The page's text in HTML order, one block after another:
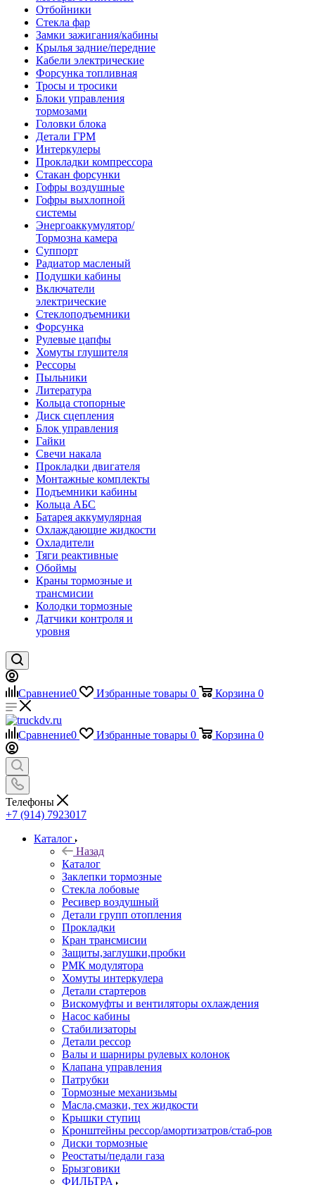
Отбойники
Стекла фар
Замки зажигания/кабины
Крылья задние/передние
Кабели электрические
Форсунка топливная
Тросы и тросики
Блоки управления
тормозами
Головки блока
Детали ГРМ
Интеркулеры
Прокладки компрессора
Стакан форсунки
Гофры воздушные
Гофры выхлопной
системы
Энергоаккумулятор/
Тормозна камера
Суппорт
Радиатор масленый
Подушки кабины
Включатели
электрические
Стеклоподъемники
Форсунка
Рулевые цапфы
Хомуты глушителя
Рессоры
Пыльники
Литература
Кольца стопорные
Диск сцепления
Блок управления
Гайки
Свечи накала
Прокладки двигателя
Монтажные комплекты
Подъемники кабины
Кольца АБС
Батарея аккумулярная
Охлаждающие жидкости
Охладители
Тяги реактивные
Обоймы
Краны тормозные и
трансмисии
Колодки тормозные
Датчики контроля и
уровня
Сравнение0 Избранные товары 0 Корзина 0
Сравнение0 Избранные товары 0 Корзина 0
Телефоны
+7 (914) 7923017
Каталог
Назад
Каталог
Заклепки тормозные
Стекла лобовые
Ресивер воздушный
Детали групп отопления
Прокладки
Кран трансмисии
Защиты,заглушки,пробки
РМК модулятора
Хомуты интеркулера
Детали стартеров
Вискомуфты и вентиляторы охлаждения
Насос кабины
Стабилизаторы
Детали рессор
Валы и шарниры рулевых колонок
Клапана управления
Патрубки
Тормозные механизьмы
Масла,смазки, тех жидкости
Крышки ступиц
Кронштейны рессор/амортизатров/стаб-ров
Диски тормозные
Реостаты/педали газа
Брызговики
ФИЛЬТРА